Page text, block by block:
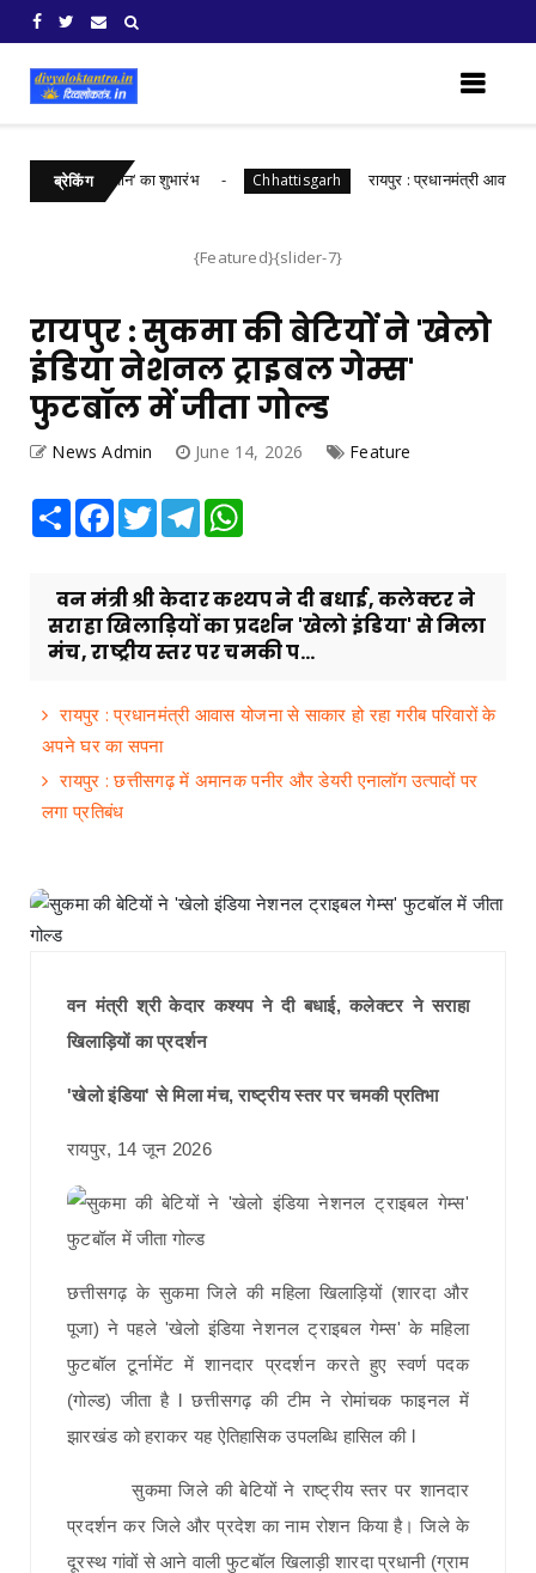
ब्रेकिंग
संकल्प अभियान‘ का शुभारंभ Chhattisgarh रायपुर : प्रधानमंत्री आवास योजना
{Featured}{slider-7}
रायपुर : सुकमा की बेटियों ने 'खेलो
इंडिया नेशनल ट्राइबल गेम्स'
फुटबॉल में जीता गोल्ड
News Admin June 14, 2026 Feature
Share Facebook
TwitterTelegram
वन मंत्री श्री केदार कश्यप ने दी बधाई, कलेक्टर ने
सराहा खिलाड़ियों का प्रदर्शन 'खेलो इंडिया' से मिला
मंच, राष्ट्रीय स्तर पर चमकी प...
रायपुर : प्रधानमंत्री आवास योजना से साकार हो रहा गरीब परिवारों के
अपने घर का सपना
रायपुर : छत्तीसगढ़ में अमानक पनीर और डेयरी एनालॉग उत्पादों पर
लगा प्रतिबंध
वन मंत्री श्री केदार कश्यप ने दी बधाई, कलेक्टर ने सराहा
खिलाड़ियों का प्रदर्शन
'खेलो इंडिया' से मिला मंच, राष्ट्रीय स्तर पर चमकी प्रतिभा
रायपुर, 14 जून 2026
छत्तीसगढ़ के सुकमा जिले की महिला खिलाड़ियों (शारदा और
पूजा) ने पहले 'खेलो इंडिया नेशनल ट्राइबल गेम्स' के महिला
फुटबॉल टूर्नामेंट में शानदार प्रदर्शन करते हुए स्वर्ण पदक
(गोल्ड) जीता है l छत्तीसगढ़ की टीम ने रोमांचक फाइनल में
झारखंड को हराकर यह ऐतिहासिक उपलब्धि हासिल की l
सुकमा जिले की बेटियों ने राष्ट्रीय स्तर पर शानदार
प्रदर्शन कर जिले और प्रदेश का नाम रोशन किया है। जिले के
दूरस्थ गांवों से आने वाली फुटबॉल खिलाड़ी शारदा प्रधानी (ग्राम